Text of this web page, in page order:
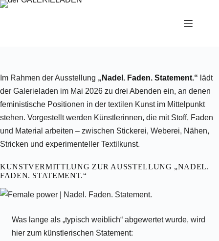
Zum
Im Rahmen der Ausstellung „Nadel. Faden. Statement.“ lädt
der Galerieladen im Mai 2026 zu drei Abenden ein, an denen
feministische Positionen in der textilen Kunst im Mittelpunkt
stehen. Vorgestellt werden Künstlerinnen, die mit Stoff, Faden
und Material arbeiten – zwischen Stickerei, Weberei, Nähen,
Stricken und experimenteller Textilkunst.
KUNSTVERMITTLUNG ZUR AUSSTELLUNG „NADEL.
FADEN. STATEMENT.“
Was lange als „typisch weiblich“ abgewertet wurde, wird
hier zum künstlerischen Statement: